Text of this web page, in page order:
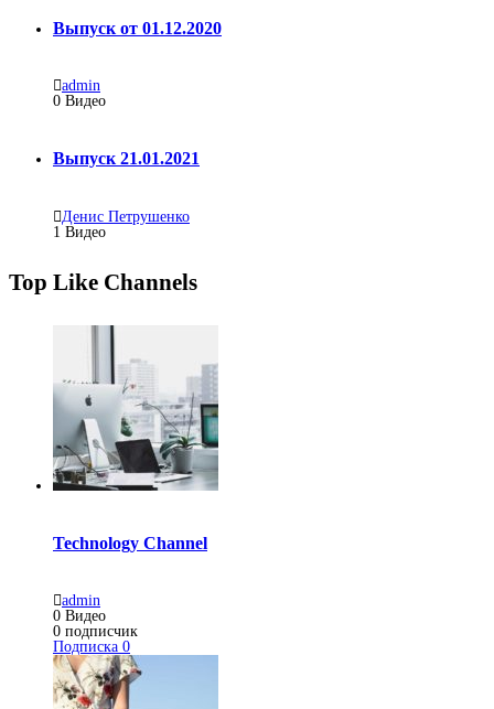
Выпуск от 01.12.2020
admin
0 Видео
Выпуск 21.01.2021
Денис Петрушенко
1 Видео
Top Like Channels
Technology Channel
admin
0 Видео
0 подписчик
Подписка 0